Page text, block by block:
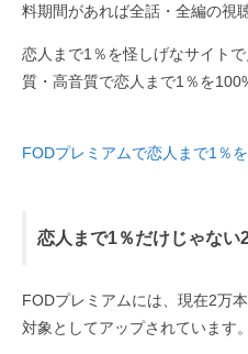
料期間があれば全話・全編の視
恋人まで1％を怪しげなサイト
質・高音質で恋人まで1％を
FODプレミアムで恋人まで1％
恋人まで1％だけじゃない
FODプレミアムには、現在2万
対象としてアップされています。